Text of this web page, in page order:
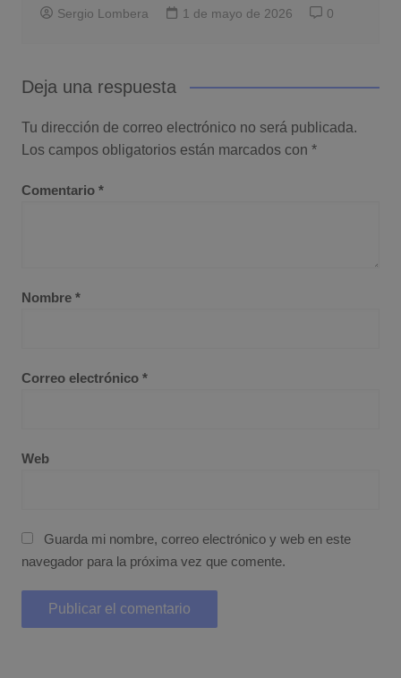
Sergio Lombera 1 de mayo de 2026 0
Deja una respuesta
Tu dirección de correo electrónico no será publicada.
Los campos obligatorios están marcados con *
Comentario *
Nombre *
Correo electrónico *
Web
Guarda mi nombre, correo electrónico y web en este
navegador para la próxima vez que comente.